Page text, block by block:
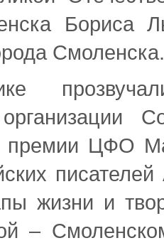
Бориса
Смоленска.
премии ЦФО
жизни и
–